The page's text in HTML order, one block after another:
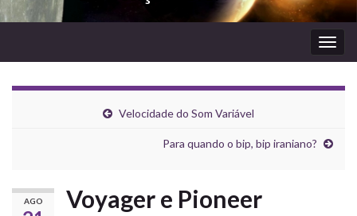
Velocidade do Som Variável
Para quando o bip, bip iraniano?
AGO Voyager e Pioneer